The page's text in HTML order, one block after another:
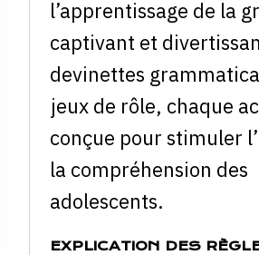
l’apprentissage de la
captivant et
devinettes
jeux de rôle, chaque
conçue pour stimuler
la compréhension des
adolescents.
EXPLICATION DES